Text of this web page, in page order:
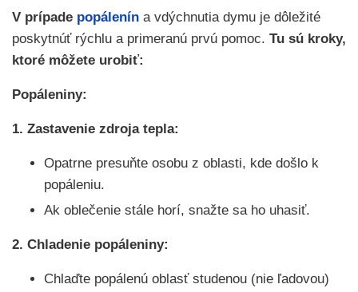
V prípade popálenín a vdýchnutia dymu je dôležité
poskytnúť rýchlu a primeranú prvú pomoc. Tu sú kroky,
ktoré môžete urobiť:
Popáleniny:
1. Zastavenie zdroja tepla:
Opatrne presuňte osobu z oblasti, kde došlo k
popáleniu.
Ak oblečenie stále horí, snažte sa ho uhasiť.
2. Chladenie popáleniny:
Chlaďte popálenú oblasť studenou (nie ľadovou)